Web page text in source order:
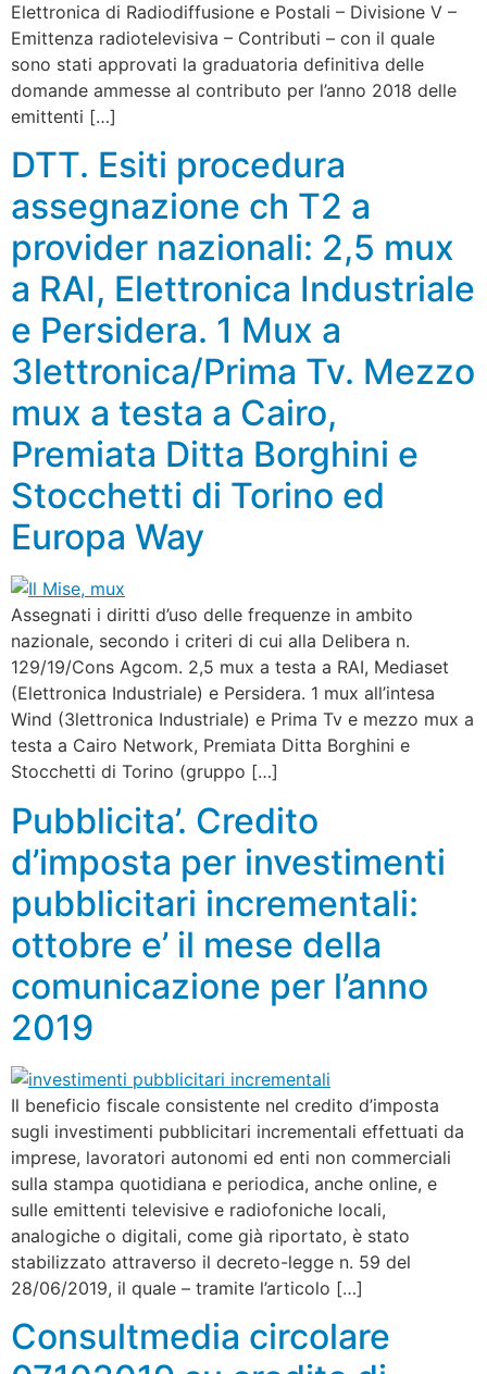
Elettronica di Radiodiffusione e Postali – Divisione V –
Emittenza radiotelevisiva – Contributi – con il quale
sono stati approvati la graduatoria definitiva delle
domande ammesse al contributo per l’anno 2018 delle
emittenti […]
DTT. Esiti procedura
assegnazione ch T2 a
provider nazionali: 2,5 mux
a RAI, Elettronica Industriale
e Persidera. 1 Mux a
3lettronica/Prima Tv. Mezzo
mux a testa a Cairo,
Premiata Ditta Borghini e
Stocchetti di Torino ed
Europa Way
Assegnati i diritti d’uso delle frequenze in ambito
nazionale, secondo i criteri di cui alla Delibera n.
129/19/Cons Agcom. 2,5 mux a testa a RAI, Mediaset
(Elettronica Industriale) e Persidera. 1 mux all’intesa
Wind (3lettronica Industriale) e Prima Tv e mezzo mux a
testa a Cairo Network, Premiata Ditta Borghini e
Stocchetti di Torino (gruppo […]
Pubblicita’. Credito
d’imposta per investimenti
pubblicitari incrementali:
ottobre e’ il mese della
comunicazione per l’anno
2019
Il beneficio fiscale consistente nel credito d’imposta
sugli investimenti pubblicitari incrementali effettuati da
imprese, lavoratori autonomi ed enti non commerciali
sulla stampa quotidiana e periodica, anche online, e
sulle emittenti televisive e radiofoniche locali,
analogiche o digitali, come già riportato, è stato
stabilizzato attraverso il decreto-legge n. 59 del
28/06/2019, il quale – tramite l’articolo […]
Consultmedia circolare